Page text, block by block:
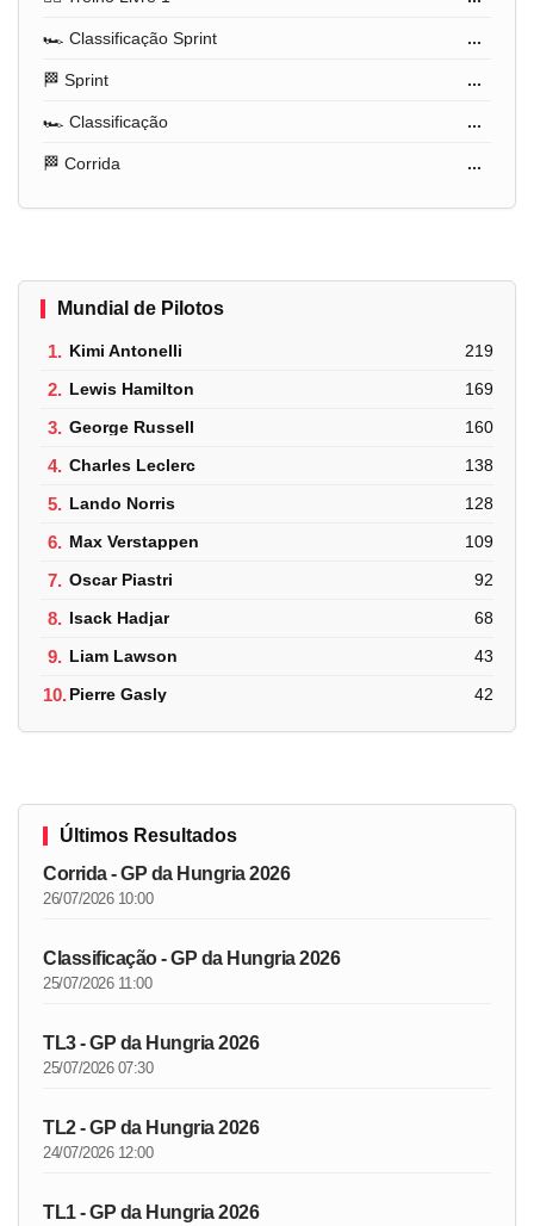
🏎️ Classificação Sprint ...
🏁 Sprint ...
🏎️ Classificação ...
🏁 Corrida ...
Mundial de Pilotos
1. Kimi Antonelli 219
2. Lewis Hamilton 169
3. George Russell 160
4. Charles Leclerc 138
5. Lando Norris 128
6. Max Verstappen 109
7. Oscar Piastri 92
8. Isack Hadjar 68
9. Liam Lawson 43
10.Pierre Gasly 42
Últimos Resultados
Corrida - GP da Hungria 2026
26/07/2026 10:00
Classificação - GP da Hungria 2026
25/07/2026 11:00
TL3 - GP da Hungria 2026
25/07/2026 07:30
TL2 - GP da Hungria 2026
24/07/2026 12:00
TL1 - GP da Hungria 2026